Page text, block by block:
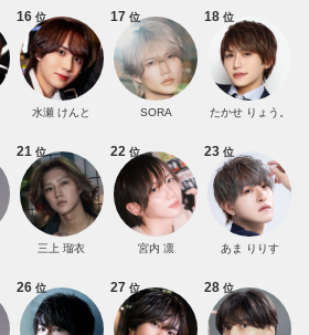
16位
水瀬 けんと
17 位
SORA
18 位
たかせ りょう。
21 位
三上 瑠衣
22 位
宮内 凛
23 位
あま りりす
26位 27 位 28 位